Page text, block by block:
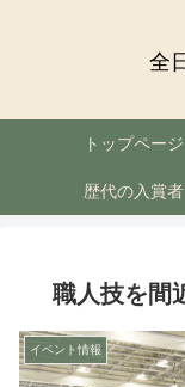
全
トップページ
歴代の入賞者
職人技を間
イベント情報